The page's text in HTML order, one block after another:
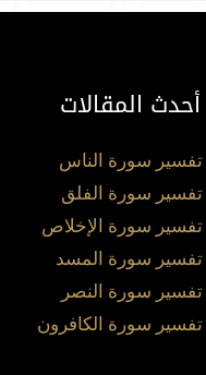
أحدث المقالات
تفسير سورة الناس
تفسير سورة الفلق
تفسير سورة الإخلاص
تفسير سورة المسد
تفسير سورة النصر
تفسير سورة الكافرون